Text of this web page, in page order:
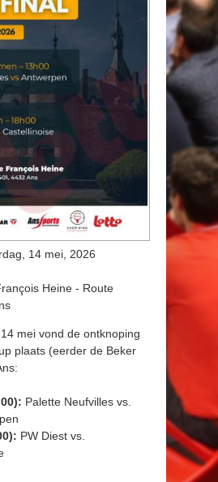
14 mei, 2026
Heine - Route
mei vond de ontknoping
plaats (eerder de Beker
Palette Neufvilles vs.
PW Diest vs.